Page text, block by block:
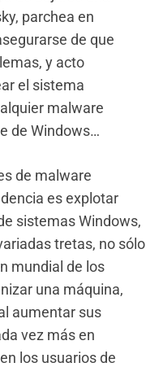
parchea en
de que
y acto
el sistema
malware
de Windows…
de malware
es explotar
sistemas Windows,
tretas, no sólo
mundial de los
una máquina,
aumentar sus
vez más en
los usuarios de